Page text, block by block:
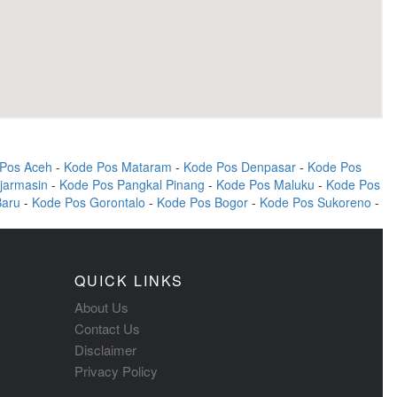
Aceh - Kode Pos Mataram - Kode Pos Denpasar - Kode Pos
- Kode Pos Pangkal Pinang - Kode Pos Maluku - Kode Pos
- Kode Pos Gorontalo - Kode Pos Bogor - Kode Pos Sukoreno -
QUICK LINKS
About Us
Contact Us
Disclaimer
Privacy Policy